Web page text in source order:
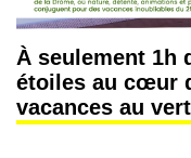
À seulement 1h
étoiles au cœur
vacances au vert